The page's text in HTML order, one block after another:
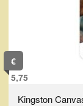
€
5,75
Kingston